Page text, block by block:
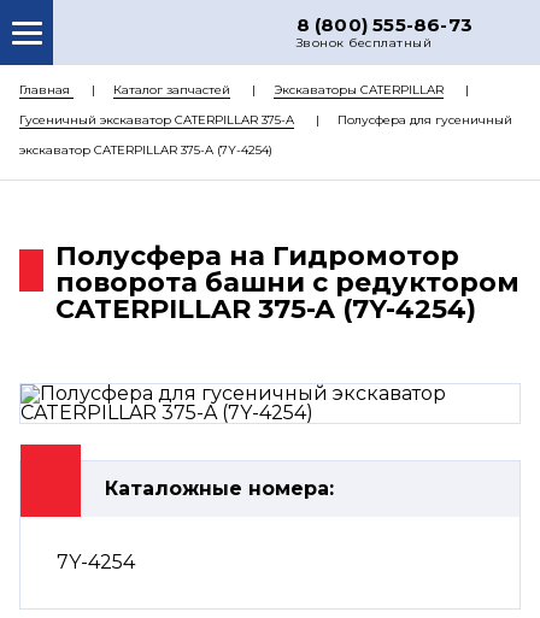
8 (800) 555-86-73
Звонок бесплатный
О НАС
КАТАЛОГ ЗАПЧАСТЕЙ
РЕМОНТ
ЦЕНЫ
КОНТАКТЫ
Главная Каталог запчастей
Экскаваторы CATERPILLAR
Гусеничный экскаватор CATERPILLAR 375-A
Полусфера для гусеничный
экскаватор CATERPILLAR 375-A (7Y-4254)
Полусфера на Гидромотор
поворота башни с редуктором
CATERPILLAR 375-A (7Y-4254)
Каталожные номера:
7Y-4254